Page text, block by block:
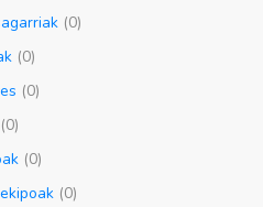
(0)
(0)
(0)
(0)
(0)
(0)